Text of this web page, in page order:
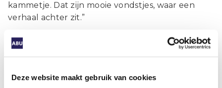
Deze website maakt gebruik van cookies
kammetje. Dat zijn mooie vondstjes, waar een
verhaal achter zit.”
Via Appia
archeologische dienst van de gemeente